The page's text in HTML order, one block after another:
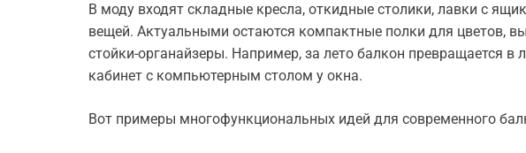
В моду входят складные кресла, откидные столики, лавки с
вещей. Актуальными остаются компактные полки для цветов,
стойки-органайзеры. Например, за лето балкон превращается в
кабинет с компьютерным столом у окна.
Вот примеры многофункциональных идей для современного